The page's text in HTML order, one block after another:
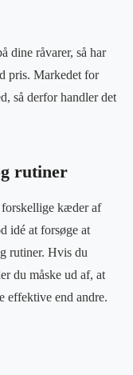
dine råvarer, så har
pris. Markedet for
så derfor handler det
rutiner
kæder af
idé at forsøge at
rutiner. Hvis du
du måske ud af, at
effektive end andre.